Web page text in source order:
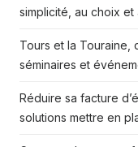
simplicité, au choix
Tours et la Touraine,
séminaires et
Réduire sa facture
solutions mettre en